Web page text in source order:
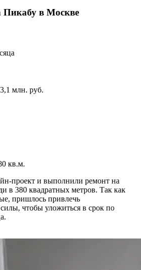
Пикабу в Москве
3,1 млн. руб.
кв.м.
проект и выполнили ремонт на
в 380 квадратных метров. Так как
пришлось привлечь
чтобы уложиться в срок по